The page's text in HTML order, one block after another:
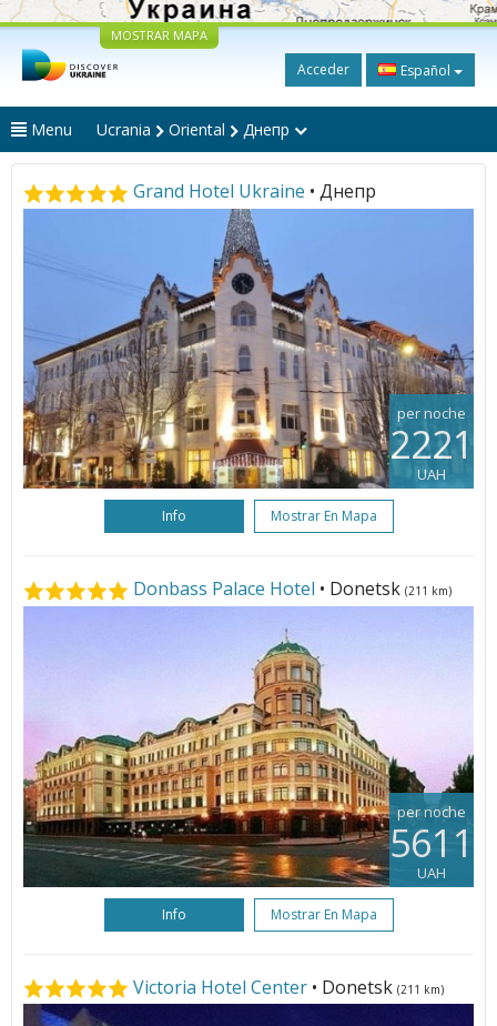
MOSTRAR MAPA
Acceder Español
Menu Ucrania Oriental Днепр
Grand Hotel Ukraine • Днепр
per noche
2221
UAH
Info Mostrar En Mapa
Donbass Palace Hotel • Donetsk (211 km)
per noche
5611
UAH
Info Mostrar En Mapa
Victoria Hotel Center • Donetsk (211 km)